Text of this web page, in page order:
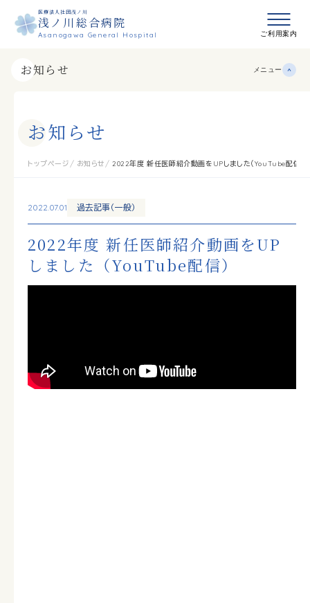
メニュ
ご利用案内
医療法人社団浅ノ川
浅ノ川総合病院
Asanogawa General Hospital
お知らせ メニュー
お知 らせ
トップページ お知らせ 2022年度 新任医師紹介動画をUPしました（YouTube配信）
2022.07.01 過去記事（一般）
2022年度 新任医師紹介動画をUP
しました（YouTube配信）